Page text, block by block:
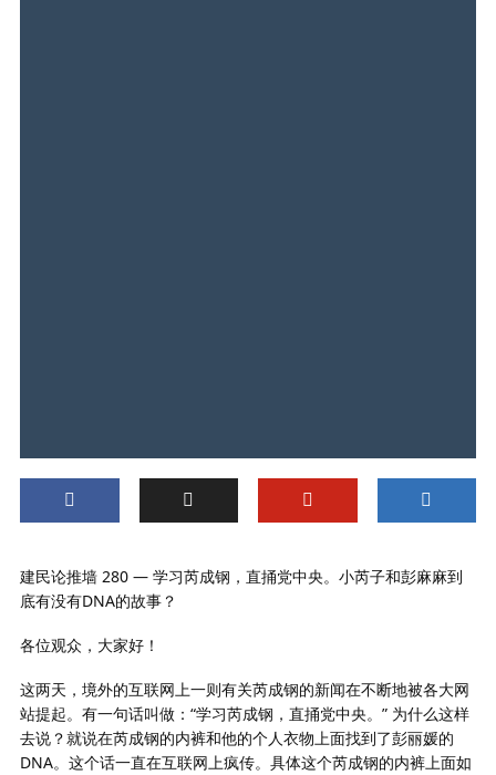
建民论推墙 280 — 学习芮成钢，直捅党中央。小芮子和彭麻麻到
底有没有DNA的故事？
各位观众，大家好！
这两天，境外的互联网上一则有关芮成钢的新闻在不断地被各大网
站提起。有一句话叫做：“学习芮成钢，直捅党中央。” 为什么这样
去说？就说在芮成钢的内裤和他的个人衣物上面找到了彭丽媛的
DNA。这个话一直在互联网上疯传。具体这个芮成钢的内裤上面如